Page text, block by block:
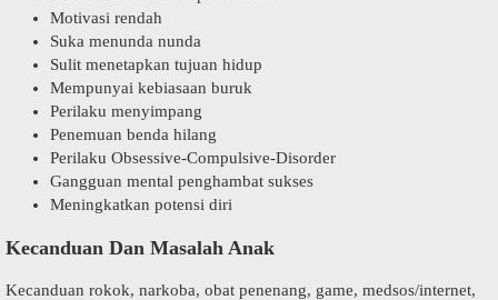
Motivasi rendah
Suka menunda nunda
Sulit menetapkan tujuan hidup
Mempunyai kebiasaan buruk
Perilaku menyimpang
Penemuan benda hilang
Perilaku Obsessive-Compulsive-Disorder
Gangguan mental penghambat sukses
Meningkatkan potensi diri
Kecanduan Dan Masalah Anak
Kecanduan rokok, narkoba, obat penenang, game, medsos/internet,